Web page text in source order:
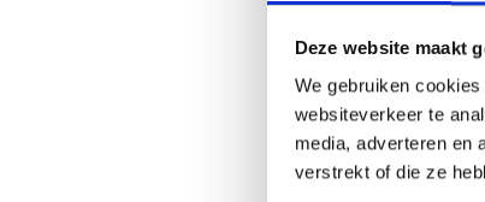
Deze website maakt
We gebruiken
websiteverkeer te
media, adverteren en
verstrekt of die ze